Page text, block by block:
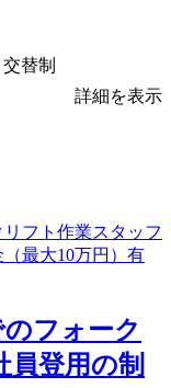
替制
詳細を表示
のフォーク
員登用の制